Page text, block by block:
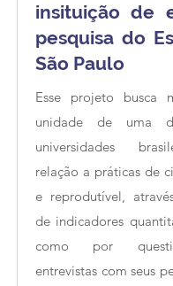
insituição de
pesquisa do
São Paulo
Esse projeto busca
unidade de uma
universidades
relação a práticas de
e reprodutível,
de indicadores
como por
entrevistas com seus